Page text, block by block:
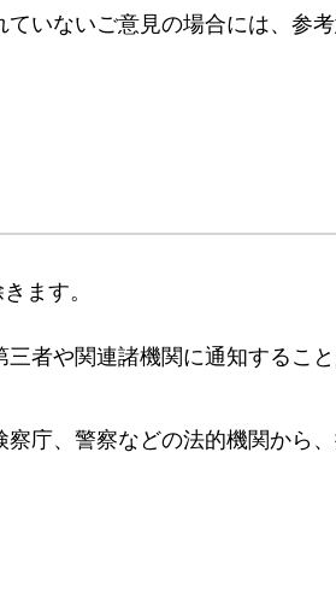
いないご意見の場合には、参
ます。
者や関連諸機関に通知するこ
庁、警察などの法的機関から